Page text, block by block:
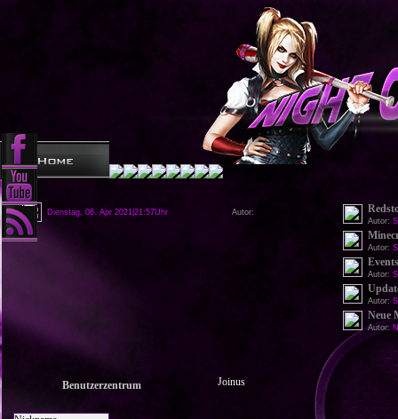
Dienstag, 06. Apr 2021|21:57Uhr Autor:
Autor:
Autor:
Autor:
Autor:
Neue
Autor:
Benutzerzentrum Joinus